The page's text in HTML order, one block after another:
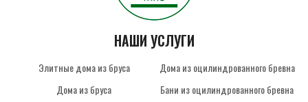
НАШИ УСЛУГИ
Элитные дома из бруса
Дома из бруса
Дома из оцилиндрованного бревна
Бани из оцилиндрованного бревна